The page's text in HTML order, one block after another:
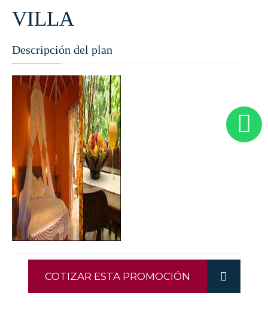
VILLA
Descripción del plan
COTIZAR ESTA PROMOCIÓN